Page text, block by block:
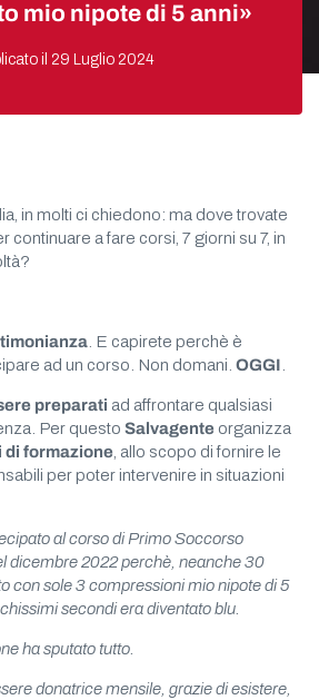
mio nipote di 5 anni»
il 29 Luglio 2024
in molti ci chiedono: ma dove trovate
continuare a fare corsi, 7 giorni su 7, in
. E capirete perchè è
ad un corso. Non domani. OGGI
preparati ad affrontare qualsiasi
Per questo Salvagente organizza
di formazione , allo scopo di fornire le
per poter intervenire in situazioni
al corso di Primo Soccorso
dicembre 2022 perchè, neanche 30
con sole 3 compressioni mio nipote di 5
secondi era diventato blu.
ha sputato tutto.
donatrice mensile, grazie di esistere,